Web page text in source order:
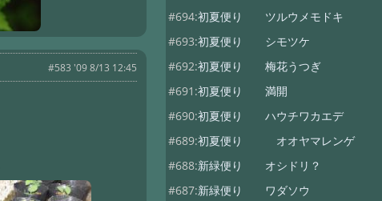
#583 '09 8/13 12:45
#694:初夏便り ツルウメモドキ
#693:初夏便り シモツケ
#692:初夏便り 梅花うつぎ
#691:初夏便り 満開
#690:初夏便り ハウチワカエデ
#689:初夏便り オオヤマレンゲ
#688:新緑便り オシドリ？
#687:新緑便り ワダソウ